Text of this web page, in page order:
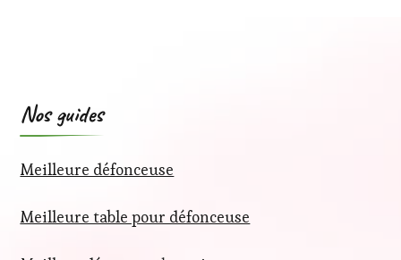
Nos guides
Meilleure défonceuse
Meilleure table pour défonceuse